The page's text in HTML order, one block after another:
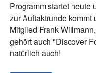
Programm startet heute
zur Auftaktrunde kommt
Mitglied Frank
gehört auch "Discover
natürlich auch!